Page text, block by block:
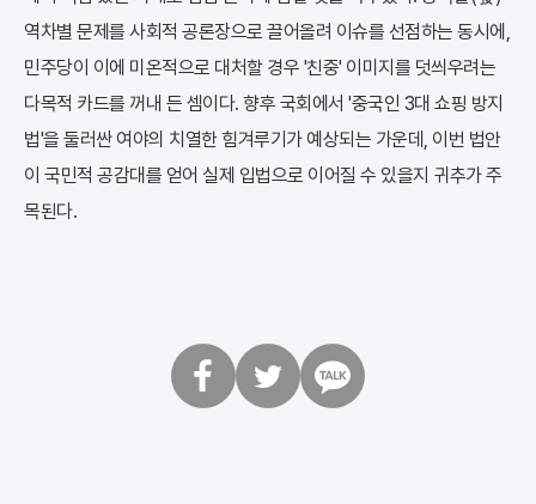
역차별 문제를 사회적 공론장으로 끌어올려 이슈를 선점하는 동시에,
민주당이 이에 미온적으로 대처할 경우 '친중' 이미지를 덧씌우려는
다목적 카드를 꺼내 든 셈이다. 향후 국회에서 '중국인 3대 쇼핑 방지
법'을 둘러싼 여야의 치열한 힘겨루기가 예상되는 가운데, 이번 법안
이 국민적 공감대를 얻어 실제 입법으로 이어질 수 있을지 귀추가 주
목된다.